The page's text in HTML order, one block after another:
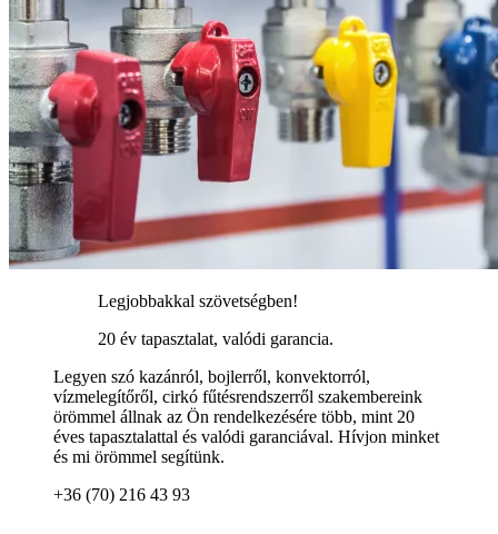
Legjobbakkal szövetségben!
20 év tapasztalat, valódi garancia.
Legyen szó kazánról, bojlerről, konvektorról,
vízmelegítőről, cirkó fűtésrendszerről szakembereink
örömmel állnak az Ön rendelkezésére több, mint 20
éves tapasztalattal és valódi garanciával. Hívjon minket
és mi örömmel segítünk.
+36 (70) 216 43 93